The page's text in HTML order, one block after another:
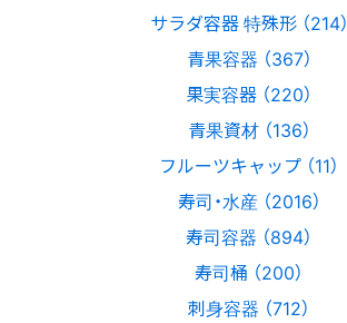
サラダ容器 特殊形 （214）
青果容器 （367）
果実容器 （220）
青果資材 （136）
フルーツキャップ （11）
寿司・水産 （2016）
寿司容器 （894）
寿司桶 （200）
刺身容器 （712）